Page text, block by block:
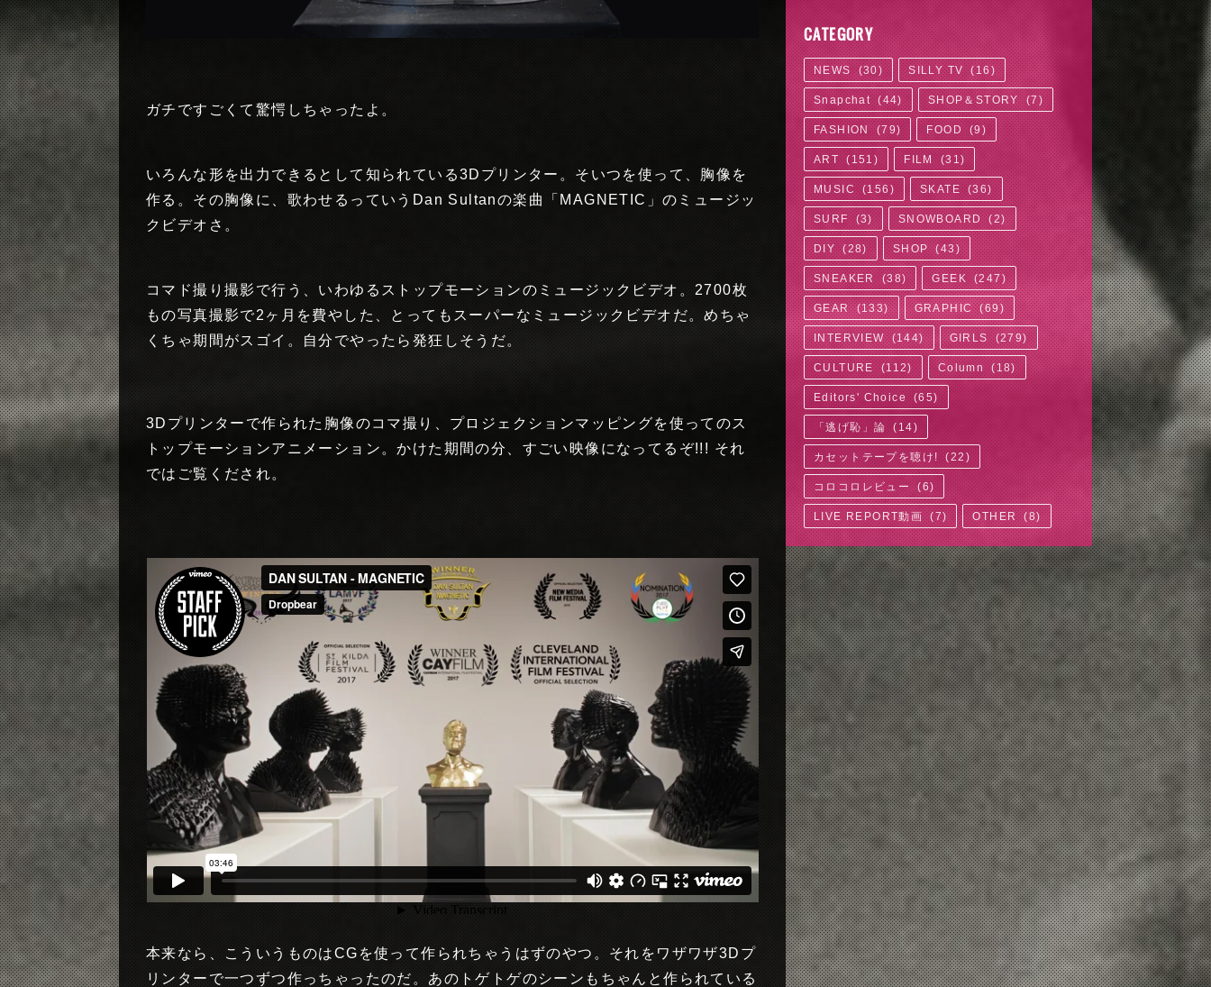
ガチですごくて驚愕しちゃったよ。
いろんな形を出力できるとして知られている3Dプリンター。そいつを使って、胸像を
作る。その胸像に、歌わせるっていうDan Sultanの楽曲「MAGNETIC」のミュージッ
クビデオさ。
コマド撮り撮影で行う、いわゆるストップモーションのミュージックビデオ。2700枚
もの写真撮影で2ヶ月を費やした、とってもスーパーなミュージックビデオだ。めちゃ
くちゃ期間がスゴイ。自分でやったら発狂しそうだ。
3Dプリンターで作られた胸像のコマ撮り、プロジェクションマッピングを使ってのス
トップモーションアニメーション。かけた期間の分、すごい映像になってるぞ!!! それ
ではご覧くだされ。
本来なら、こういうものはCGを使って作られちゃうはずのやつ。それをワザワザ3Dプ
リンターで一つずつ作っちゃったのだ。あのトゲトゲのシーンもちゃんと作られている
CATEGORY
NEWS (30) SILLY TV (16)
Snapchat (44) SHOP＆STORY (7)
FASHION (79) FOOD (9 )
ART ( 151 ) FILM (31)
MUSIC (156 ) SKATE (36)
SURF (3) SNOWBOARD (2)
DIY (28) SHOP (43)
SNEAKER (38) GEEK (247)
GEAR (133) GRAPHIC (69)
INTERVIEW (144) GIRLS (279)
CULTURE (112) Column (18)
Editors' Choice (65)
「逃げ恥」論 ( 14)
カセットテープを聴け! (22 )
コロコロレビュー (6)
LIVE REPORT動画 (7) OTHER (8)